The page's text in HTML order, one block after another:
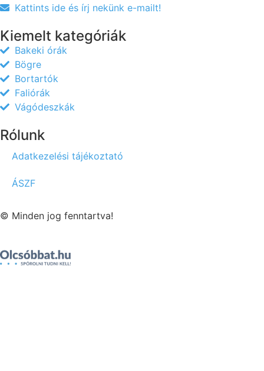
Kattints ide és írj nekünk e-mailt!
Kiemelt kategóriák
Bakeki órák
Bögre
Bortartók
Faliórák
Vágódeszkák
Rólunk
Adatkezelési tájékoztató
ÁSZF
© Minden jog fenntartva!